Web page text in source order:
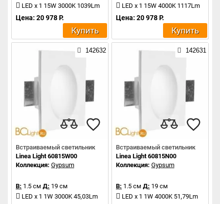
LED x 1 15W 3000K 1039Lm
Цена: 20 978 Р.
Купить
LED x 1 15W 4000K 1117Lm
Цена: 20 978 Р.
Купить
142632
Встраиваемый светильник
Linea Light 60815W00
Коллекция: Gypsum
В: 1.5 см Д: 19 см
LED x 1 1W 3000K 45,03Lm
142631
Встраиваемый светильник
Linea Light 60815N00
Коллекция: Gypsum
В: 1.5 см Д: 19 см
LED x 1 1W 4000K 51,79Lm